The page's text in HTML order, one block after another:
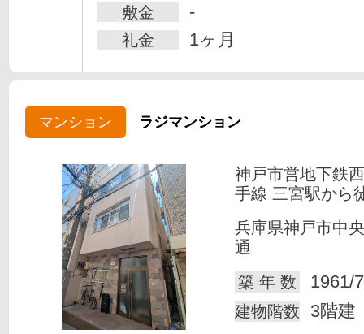
敷金 -
礼金 1ヶ月
マンション ラジマンション
神戸市営地下鉄
手線 三宮駅から
兵庫県神戸市中
通
築 年 数
1961/
建物階数 3階建